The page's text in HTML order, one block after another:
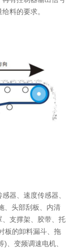
料的要求。
器、速度传感器、
、头部刮板、内清
支撑架、胶带、托
板的卸料漏斗、拖
、变频调速电机、